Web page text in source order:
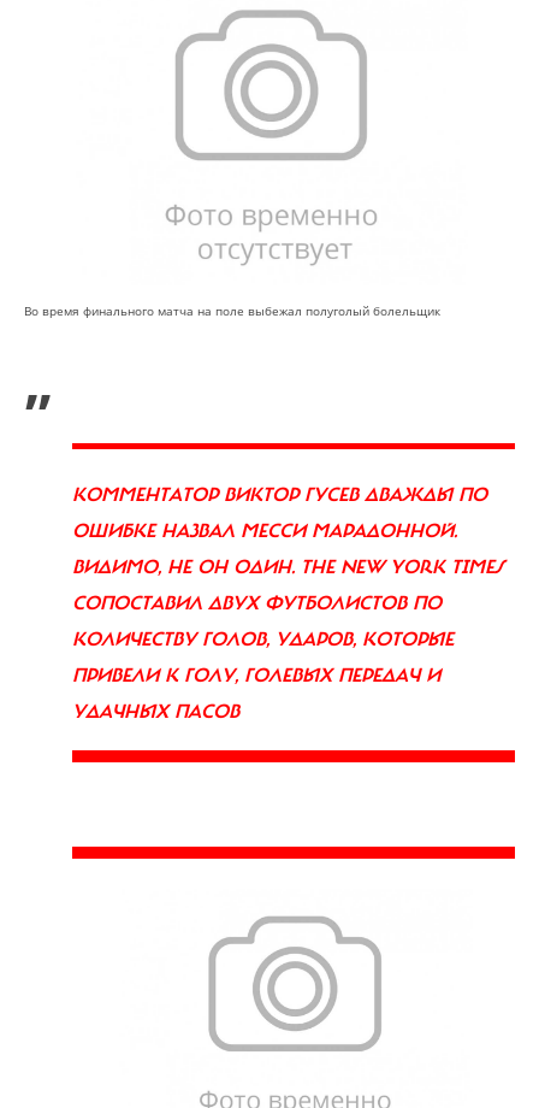
Во время финального матча на поле выбежал полуголый болельщик
„
КОММЕНТАТОР ВИКТОР ГУСЕВ ДВАЖДЫ ПО
ОШИБКЕ НАЗВАЛ МЕССИ МАРАДОННОЙ.
ВИДИМО, НЕ ОН ОДИН. THE NEW YORK TIMES
СОПОСТАВИЛ ДВУХ ФУТБОЛИСТОВ ПО
КОЛИЧЕСТВУ ГОЛОВ, УДАРОВ, КОТОРЫЕ
ПРИВЕЛИ К ГОЛУ, ГОЛЕВЫХ ПЕРЕДАЧ И
УДАЧНЫХ ПАСОВ